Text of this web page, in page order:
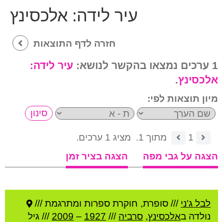
עיר לידה: אלכסינץ
חזרה לדף התוצאות
1 ערכים נמצאו בהקשר לנושא:
עיר לידה:
אלכסינץ.
מיון תוצאות לפי:
1 מתוך 1.
מציג 1 ערכים.
הצגה על גבי מפה
הצגה בציר זמן
לבל ג'ני /// סופרת, חוקרת ספרות ומתרגמת ///
נולדה באלכסינץ, סרביה ///
1927
–
2009 /// גיל